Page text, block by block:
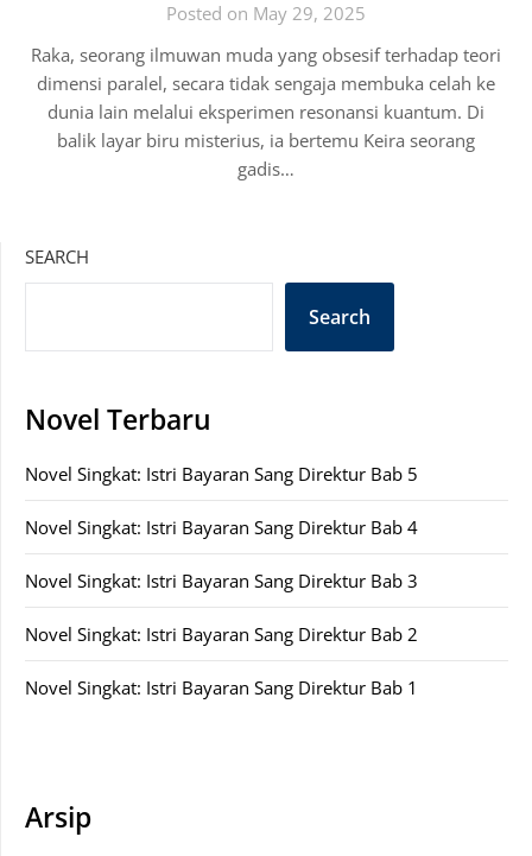
Posted on May 29, 2025
Raka, seorang ilmuwan muda yang obsesif terhadap teori
dimensi paralel, secara tidak sengaja membuka celah ke
dunia lain melalui eksperimen resonansi kuantum. Di
balik layar biru misterius, ia bertemu Keira seorang
gadis…
SEARCH
Search
Novel Terbaru
Novel Singkat: Istri Bayaran Sang Direktur Bab 5
Novel Singkat: Istri Bayaran Sang Direktur Bab 4
Novel Singkat: Istri Bayaran Sang Direktur Bab 3
Novel Singkat: Istri Bayaran Sang Direktur Bab 2
Novel Singkat: Istri Bayaran Sang Direktur Bab 1
Arsip